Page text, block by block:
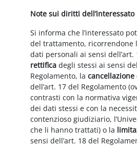
Note sui diritti dell’interessato
Si informa che l’interessato
del trattamento, ricorrendone
dati personali ai sensi dell’art.
rettificadegli stessi ai sensi
Regolamento, lacancellazione
dell’art. 17 del Regolamento
contrasti con la normativa
dei dati stessi e con la
contenzioso giudiziario,
che li hanno trattati) o la
sensi dell’art. 18 del